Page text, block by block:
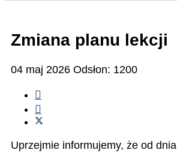
Zmiana planu lekcji
04 maj 2026 Odsłon: 1200
Uprzejmie informujemy, że od dnia